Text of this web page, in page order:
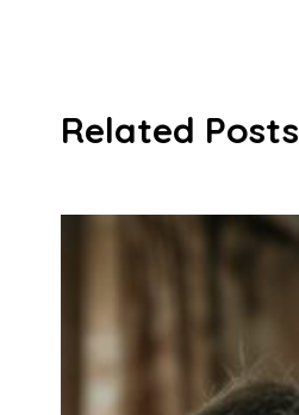
Related Posts